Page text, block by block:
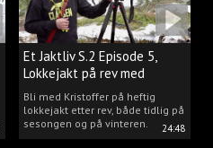
24:48
Et Jaktliv S.2 Episode 5,
Lokkejakt på rev med
Kristoffer Clausen
Bli med Kristoffer på heftig
lokkejakt etter rev, både tidlig på
sesongen og på vinteren.